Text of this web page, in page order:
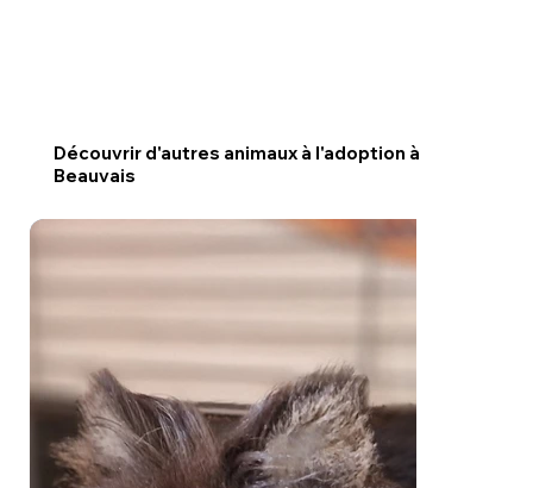
Découvrir d'autres animaux à l'adoption à
Beauvais